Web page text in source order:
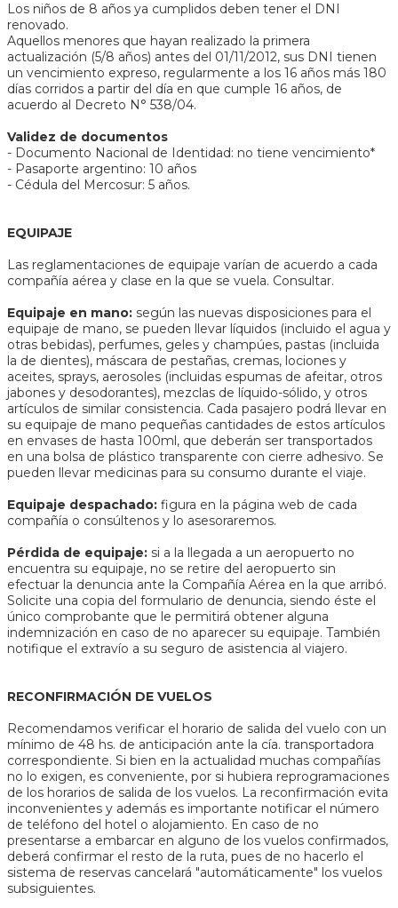
Los niños de 8 años ya cumplidos deben tener el DNI
renovado.
Aquellos menores que hayan realizado la primera
actualización (5/8 años) antes del 01/11/2012, sus DNI tienen
un vencimiento expreso, regularmente a los 16 años más 180
días corridos a partir del día en que cumple 16 años, de
acuerdo al Decreto N° 538/04.
Validez de documentos
- Documento Nacional de Identidad: no tiene vencimiento*
- Pasaporte argentino: 10 años
- Cédula del Mercosur: 5 años.
EQUIPAJE
Las reglamentaciones de equipaje varían de acuerdo a cada
compañía aérea y clase en la que se vuela. Consultar.
Equipaje en mano: según las nuevas disposiciones para el
equipaje de mano, se pueden llevar líquidos (incluido el agua y
otras bebidas), perfumes, geles y champúes, pastas (incluida
la de dientes), máscara de pestañas, cremas, lociones y
aceites, sprays, aerosoles (incluidas espumas de afeitar, otros
jabones y desodorantes), mezclas de líquido-sólido, y otros
artículos de similar consistencia. Cada pasajero podrá llevar en
su equipaje de mano pequeñas cantidades de estos artículos
en envases de hasta 100ml, que deberán ser transportados
en una bolsa de plástico transparente con cierre adhesivo. Se
pueden llevar medicinas para su consumo durante el viaje.
Equipaje despachado: figura en la página web de cada
compañía o consúltenos y lo asesoraremos.
Pérdida de equipaje: si a la llegada a un aeropuerto no
encuentra su equipaje, no se retire del aeropuerto sin
efectuar la denuncia ante la Compañía Aérea en la que arribó.
Solicite una copia del formulario de denuncia, siendo éste el
único comprobante que le permitirá obtener alguna
indemnización en caso de no aparecer su equipaje. También
notifique el extravío a su seguro de asistencia al viajero.
RECONFIRMACIÓN DE VUELOS
Recomendamos verificar el horario de salida del vuelo con un
mínimo de 48 hs. de anticipación ante la cía. transportadora
correspondiente. Si bien en la actualidad muchas compañías
no lo exigen, es conveniente, por si hubiera reprogramaciones
de los horarios de salida de los vuelos. La reconfirmación evita
inconvenientes y además es importante notificar el número
de teléfono del hotel o alojamiento. En caso de no
presentarse a embarcar en alguno de los vuelos confirmados,
deberá confirmar el resto de la ruta, pues de no hacerlo el
sistema de reservas cancelará "automáticamente" los vuelos
subsiguientes.